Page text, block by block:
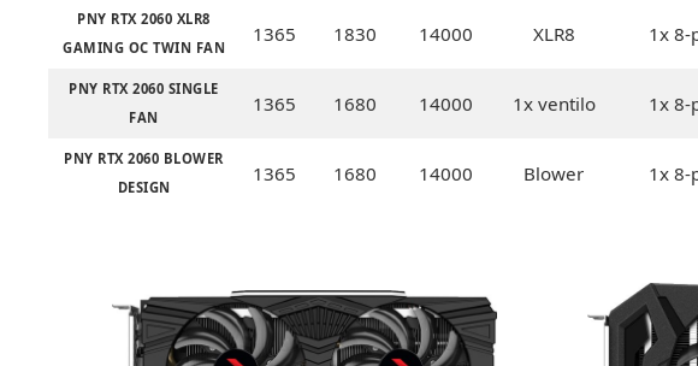
PNY RTX 2060 XLR8
GAMING OC TWIN FAN
1365 1830 14000 XLR8 1x 8-
PNY RTX 2060 SINGLE
FAN
1365 1680 14000 1x ventilo 1x 8-
PNY RTX 2060 BLOWER
DESIGN
1365 1680 14000 Blower 1x 8-